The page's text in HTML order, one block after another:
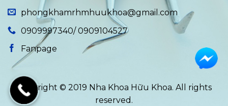
phongkhamrhmhuukhoa@gmail.com
0909997340/ 0909104527
Fanpage
Copyright © 2019 Nha Khoa Hữu Khoa. All rights
reserved.